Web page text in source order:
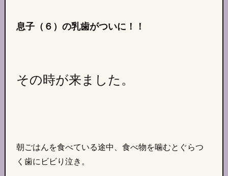
息子（６）の乳歯がついに！！
その時が来ました。
朝ごはんを食べている途中、食べ物を噛むとぐらつ
く歯にビビり泣き。